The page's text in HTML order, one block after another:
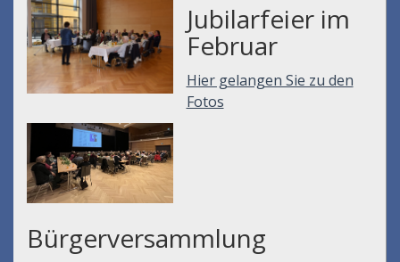
Jubilarfeier im
Februar
Hier gelangen Sie zu den
Fotos
Bürgerversammlung